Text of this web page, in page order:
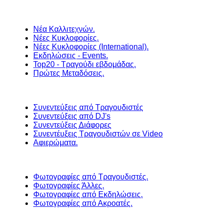
Νέα Καλλιτεχνών.
Νέες Κυκλοφορίες.
Νέες Κυκλοφορίες (International).
Εκδηλώσεις - Events.
Top20 - Τραγούδι εβδομάδας.
Πρώτες Μεταδόσεις.
Συνεντεύξεις από Τραγουδιστές
Συνεντεύξεις από DJ's
Συνεντεύξεις Διάφορες
Συνεντέυξεις Τραγουδιστών σε Video
Αφιερώματα.
Φωτογραφίες από Τραγουδιστές.
Φωτογραφίες Άλλες.
Φωτογραφίες από Εκδηλώσεις.
Φωτογραφίες από Ακροατές.